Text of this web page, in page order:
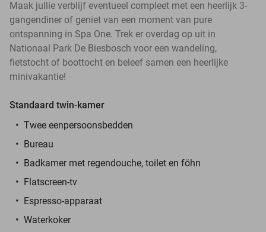
Maak jullie verblijf eventueel compleet met een heerlijk 3-
gangendiner of geniet van een moment van pure
ontspanning in Spa One. Trek er overdag op uit in
Nationaal Park De Biesbosch voor een wandeling,
fietstocht of boottocht en beleef samen een heerlijke
minivakantie!
Standaard twin-kamer
Twee eenpersoonsbedden
Bureau
Badkamer met regendouche, toilet en föhn
Flatscreen-tv
Espresso-apparaat
Waterkoker